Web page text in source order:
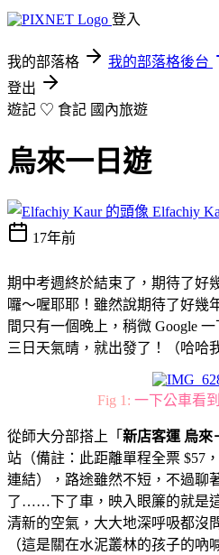
登入
我的部落格 我的部落格後台
登出
遊記 ♡ 食記 國內旅遊
烏來一日遊
Elfachiy
17年前
期中考週終於結束了，期待了好
囉～喔耶耶！雖然說期待了好幾
間只有一個晚上，稍微 Google
三日天氣晴，就出發了！（哈哈
Fig 1: 一下公車看
從師大分部搭上「 新店客運 烏來
站（備註：此距離單程全票 $57
連結），路途雖然不短，不過聊
了……下了車，映入眼簾的就是
清新的空氣，大大地深呼吸都沒
（這是關在水泥叢林的孩子的吶